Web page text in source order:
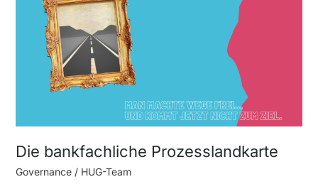
Die bankfachliche Prozesslandkarte
Governance/ HUG-Team
Prozesslandkarte